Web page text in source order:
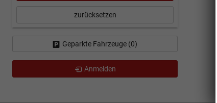
zurücksetzen
Geparkte Fahrzeuge (0)
Anmelden